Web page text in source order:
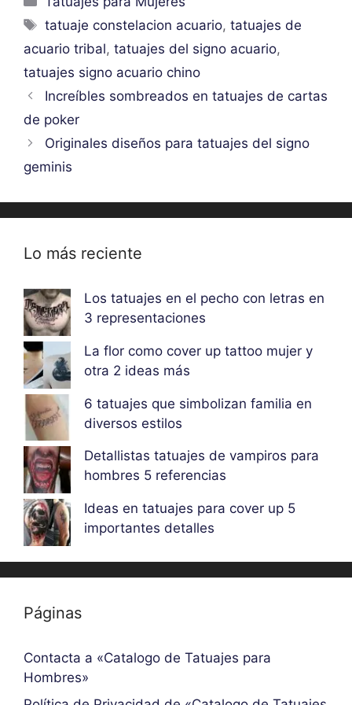
Etiquetas
tatuaje constelacion acuario,tatuajes de
acuario tribal, tatuajes del signo acuario,
tatuajes signo acuario chino
Increíbles sombreados en tatuajes de cartas
de poker
Originales diseños para tatuajes del signo
geminis
Lo más reciente
Los tatuajes en el pecho con letras en
3 representaciones
La flor como cover up tattoo mujer y
otra 2 ideas más
6 tatuajes que simbolizan familia en
diversos estilos
Detallistas tatuajes de vampiros para
hombres 5 referencias
Ideas en tatuajes para cover up 5
importantes detalles
Páginas
Contacta a «Catalogo de Tatuajes para
Hombres»